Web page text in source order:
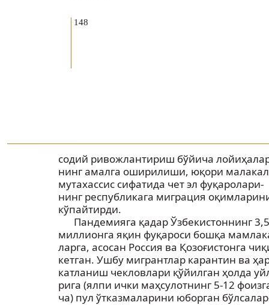
148
содий ривожлантириш бўйича
нинг амалга оширилиши, юқори
мутахассис сифатида чет эл фуқаролари-
нинг республикага миграция
кўпайтирди.
Пандемияга қадар Ўзбекистоннинг 3,5
миллионга яқин фуқароси бошқа
ларга, асосан Россия ва Қозоғистонга
кетган. Ушбу мигрантлар карантин ва
катланиш чекловлари қўйилган ҳолда
рига (ялпи ички маҳсулотнинг 5-12
ча) пул ўтказмаларини юборган